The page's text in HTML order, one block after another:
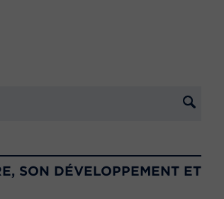
SON DÉVELOPPEMENT ET